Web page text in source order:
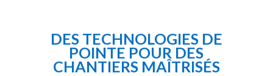
DES TECHNOLOGIES DE
POINTE POUR DES
CHANTIERS MAÎTRISÉS